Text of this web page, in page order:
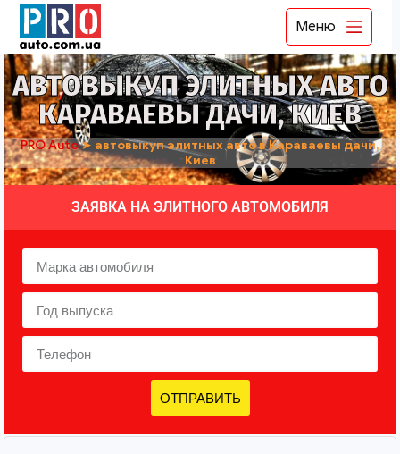
Меню
АВТОВЫКУП ЭЛИТНЫХ АВТО
КАРАВАЕВЫ ДАЧИ, КИЕВ
PRO Auto➤ автовыкуп элитных авто в Караваевы дачи,
Киев
ЗАЯВКА НА ЭЛИТНОГО АВТОМОБИЛЯ
ОТПРАВИТЬ